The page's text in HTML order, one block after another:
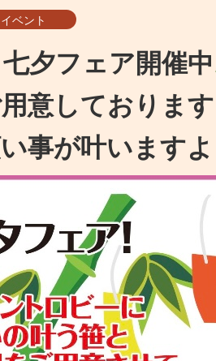
イベント
夕フェア開催中
意しております
事が叶いますよ